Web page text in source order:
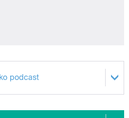
podcast